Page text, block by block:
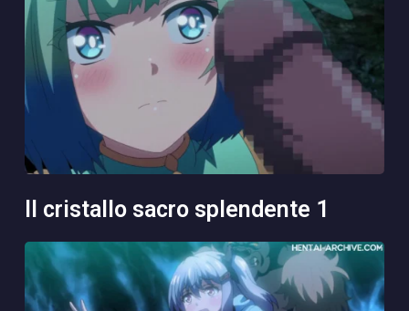
il cristallo sacro splendente 1